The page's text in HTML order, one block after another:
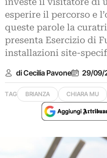
esperire il percorso e
queste parole la
presenta Esercizio di
installazioni site-
di Cecilia Pavone 29/09/
TAG BRIANZA CHIARA MU